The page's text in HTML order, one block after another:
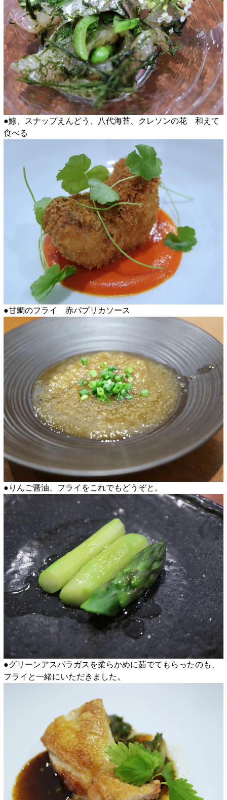
●鯵、スナップえんどう、八代海苔、クレソンの花 和えて
食べる
●甘鯛のフライ 赤パプリカソース
●りんご醤油、フライをこれでもどうぞと。
●グリーンアスパラガスを柔らかめに茹でてもらったのも、
フライと一緒にいただきました。